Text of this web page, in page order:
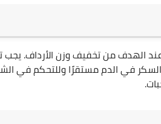
الهدف من تخفيف وزن الأرداف.
في الدم مستقرًا وللتحكم في
.